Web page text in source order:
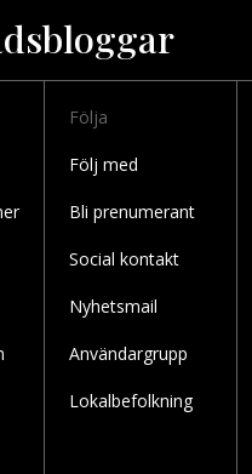
Följa
Följ med
Bli prenumerant
Social kontakt
Nyhetsmail
Användargrupp
Lokalbefolkning